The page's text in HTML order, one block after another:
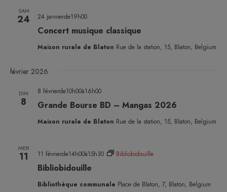
SAM
24
Concert musique classique
24 janvierde19h00
Maison rurale de Blaton Rue de la station, 15, Blaton, Belgium
février 2026
DIM
8 Grande Bourse BD – Mangas 2026
8 févrierde10h00à16h00
Maison rurale de Blaton Rue de la station, 15, Blaton, Belgium
MER
11
Bibliobidouille
11 févrierde14h00à15h30 Bibliobidouille
Bibliothèque communale Place de Blaton, 7, Blaton, Belgium